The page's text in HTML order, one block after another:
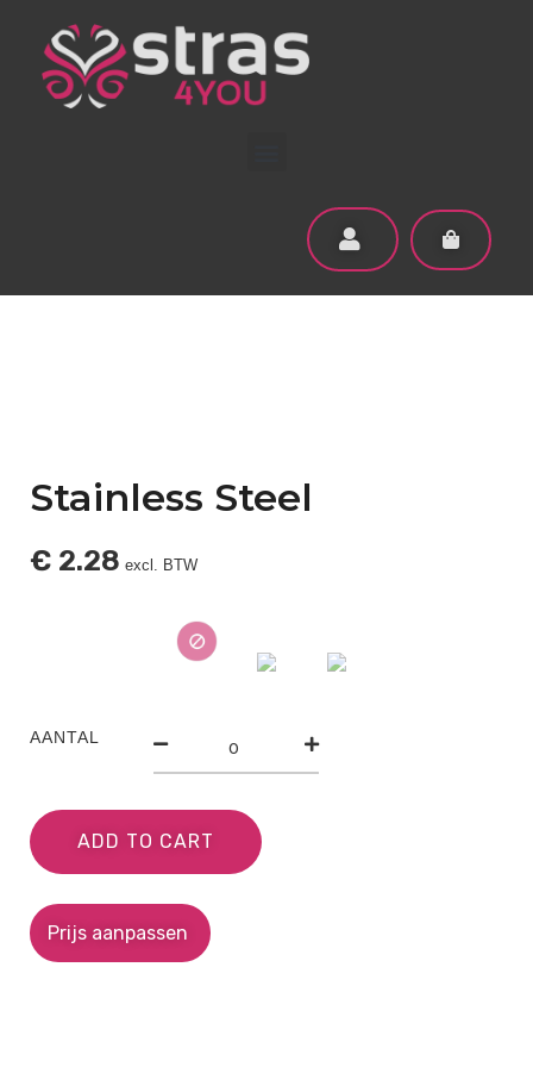
Stainless Steel
€ 2.28 excl. BTW
AANTAL
ADD TO CART
Prijs aanpassen